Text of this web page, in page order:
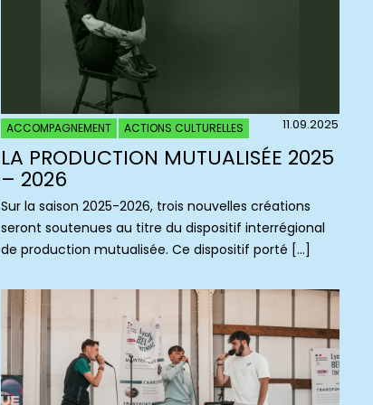
ACCOMPAGNEMENT ACTIONS CULTURELLES 11.09.2025
LA PRODUCTION MUTUALISÉE 2025
– 2026
Sur la saison 2025-2026, trois nouvelles créations
seront soutenues au titre du dispositif interrégional
de production mutualisée. Ce dispositif porté […]